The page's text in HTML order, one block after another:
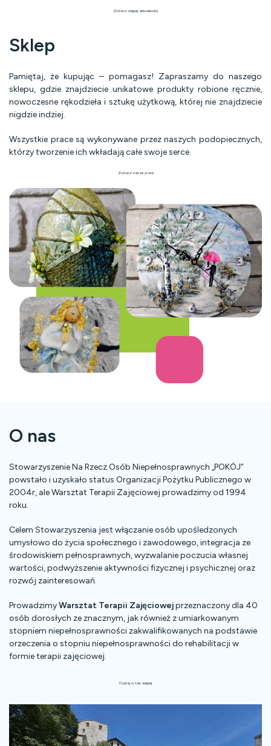
Zobacz więcej aktualności
Sklep
Pamiętaj, że kupując – pomagasz! Zapraszamy do naszego
sklepu, gdzie znajdziecie unikatowe produkty robione ręcznie,
nowoczesne rękodzieła i sztukę użytkową, której nie znajdziecie
nigdzie indziej.
Wszystkie prace są wykonywane przez naszych podopiecznych,
którzy tworzenie ich wkładają całe swoje serce.
Zobacz nasze prace
O nas
Stowarzyszenie Na Rzecz Osób Niepełnosprawnych „POKÓJ”
powstało i uzyskało status Organizacji Pożytku Publicznego w
2004r, ale Warsztat Terapii Zajęciowej prowadzimy od 1994
roku.
Celem Stowarzyszenia jest włączanie osób upośledzonych
umysłowo do życia społecznego i zawodowego, integracja ze
środowiskiem pełnosprawnych, wyzwalanie poczucia własnej
wartości, podwyższenie aktywności fizycznej i psychicznej oraz
rozwój zainteresowań.
ProwadzimyWarsztat Terapii Zajęciowejprzeznaczony dla 40
osób dorosłych ze znacznym, jak również z umiarkowanym
stopniem niepełnosprawności zakwalifikowanych na podstawie
orzeczenia o stopniu niepełnosprawności do rehabilitacji w
formie terapii zajęciowej.
Czytaj o nas więcej